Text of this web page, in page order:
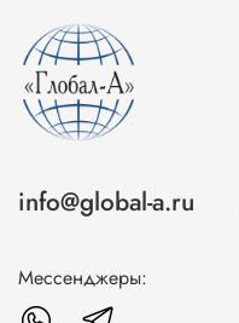
info@global-a.ru
Мессенджеры: